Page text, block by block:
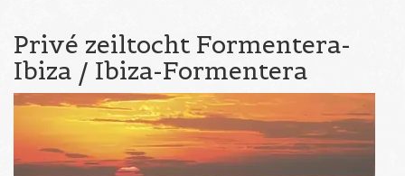
Privé zeiltocht Formentera-
Ibiza / Ibiza-Formentera